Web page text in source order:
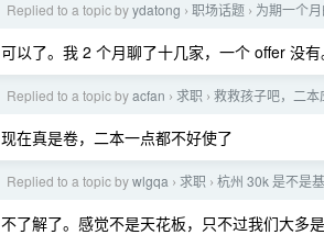
Replied to a topic byydatong › 职场话题 › 为期一个
可以了。我 2 个月聊了十几家，一个 offer 没有
Replied to a topic byacfan › 求职 › 救救孩子吧，二
现在真是卷，二本一点都不好使了
Replied to a topic bywlgqa › 求职 › 杭州 30k 是不是
不了解了。感觉不是天花板，只不过我们大多